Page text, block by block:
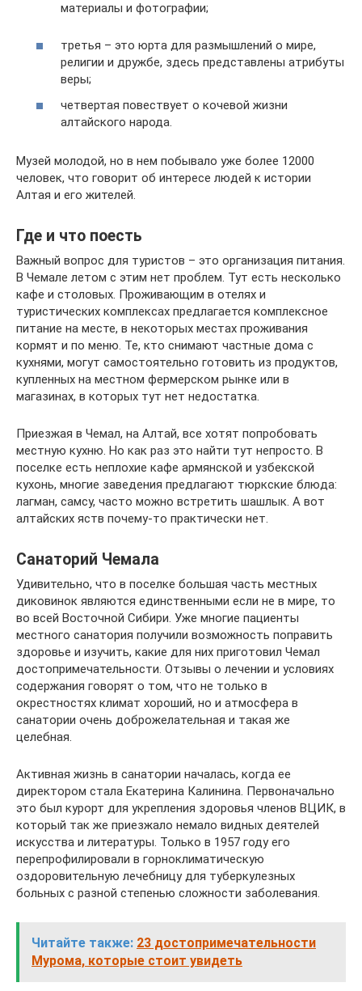
материалы и фотографии;
третья – это юрта для размышлений о мире,
религии и дружбе, здесь представлены атрибуты
веры;
четвертая повествует о кочевой жизни
алтайского народа.
Музей молодой, но в нем побывало уже более 12000
человек, что говорит об интересе людей к истории
Алтая и его жителей.
Где и что поесть
Важный вопрос для туристов – это организация питания.
В Чемале летом с этим нет проблем. Тут есть несколько
кафе и столовых. Проживающим в отелях и
туристических комплексах предлагается комплексное
питание на месте, в некоторых местах проживания
кормят и по меню. Те, кто снимают частные дома с
кухнями, могут самостоятельно готовить из продуктов,
купленных на местном фермерском рынке или в
магазинах, в которых тут нет недостатка.
Приезжая в Чемал, на Алтай, все хотят попробовать
местную кухню. Но как раз это найти тут непросто. В
поселке есть неплохие кафе армянской и узбекской
кухонь, многие заведения предлагают тюркские блюда:
лагман, самсу, часто можно встретить шашлык. А вот
алтайских яств почему-то практически нет.
Санаторий Чемала
Удивительно, что в поселке большая часть местных
диковинок являются единственными если не в мире, то
во всей Восточной Сибири. Уже многие пациенты
местного санатория получили возможность поправить
здоровье и изучить, какие для них приготовил Чемал
достопримечательности. Отзывы о лечении и условиях
содержания говорят о том, что не только в
окрестностях климат хороший, но и атмосфера в
санатории очень доброжелательная и такая же
целебная.
Активная жизнь в санатории началась, когда ее
директором стала Екатерина Калинина. Первоначально
это был курорт для укрепления здоровья членов ВЦИК, в
который так же приезжало немало видных деятелей
искусства и литературы. Только в 1957 году его
перепрофилировали в горноклиматическую
оздоровительную лечебницу для туберкулезных
больных с разной степенью сложности заболевания.
Читайте также: 23 достопримечательности
Мурома, которые стоит увидеть